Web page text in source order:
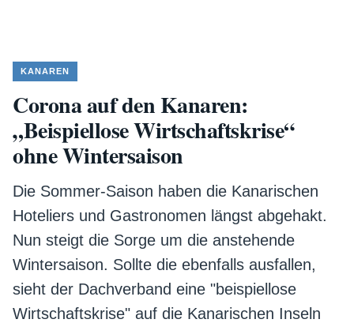
KANAREN
Corona auf den Kanaren:
„Beispiellose Wirtschaftskrise“
ohne Wintersaison
Die Sommer-Saison haben die Kanarischen
Hoteliers und Gastronomen längst abgehakt.
Nun steigt die Sorge um die anstehende
Wintersaison. Sollte die ebenfalls ausfallen,
sieht der Dachverband eine "beispiellose
Wirtschaftskrise" auf die Kanarischen Inseln